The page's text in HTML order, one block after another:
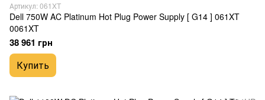
Артикул: 061XT
Dell 750W AC Platinum Hot Plug Power Supply [ G14 ] 061XT
0061XT
38 961 грн
Купить